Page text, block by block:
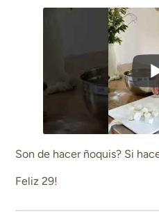
Son de hacer ñoquis? Si
Feliz 29!